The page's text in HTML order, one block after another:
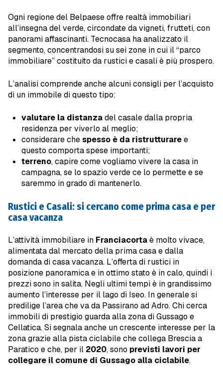
Ogni regione del Belpaese offre realtà immobiliari
all’insegna del verde, circondate da vigneti, frutteti, con
panorami affascinanti. Tecnocasa ha analizzato il
segmento, concentrandosi su sei zone in cui il “parco
immobiliare” costituito da rustici e casali è più prospero.
L’analisi comprende anche alcuni consigli per l’acquisto
di un immobile di questo tipo:
valutare la distanzadel casale dalla propria
residenza per viverlo al meglio;
considerare chespesso è da ristrutturaree
questo comporta spese importanti;
terreno, capire come vogliamo vivere la casa in
campagna, se lo spazio verde ce lo permette e se
saremmo in grado di mantenerlo.
Rustici e Casali: si cercano come prima casa e per
casa vacanza
L’attività immobiliare in Franciacortaè molto vivace,
alimentata dal mercato della prima casa e dalla
domanda di casa vacanza. L’offerta di rustici in
posizione panoramica e in ottimo stato è in calo, quindi i
prezzi sono in salita. Negli ultimi tempi è in grandissimo
aumento l’interesse per il lago di Iseo. In generale si
predilige l’area che va da Passirano ad Adro. Chi cerca
immobili di prestigio guarda alla zona di Gussago e
Cellatica. Si segnala anche un crescente interesse per la
zona grazie alla pista ciclabile che collega Brescia a
Paratico e che, per il 2020, sono previsti lavori per
collegare il comune di Gussago alla ciclabile.